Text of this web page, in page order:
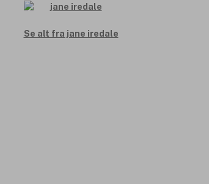
Se alt fra jane iredale